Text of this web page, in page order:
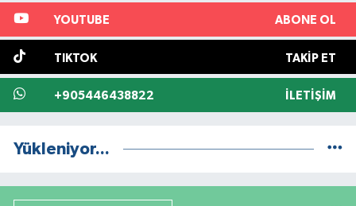
YOUTUBE ABONE OL
TIKTOK TAKIP ET
+905446438822 İLETIŞIM
Yükleniyor...